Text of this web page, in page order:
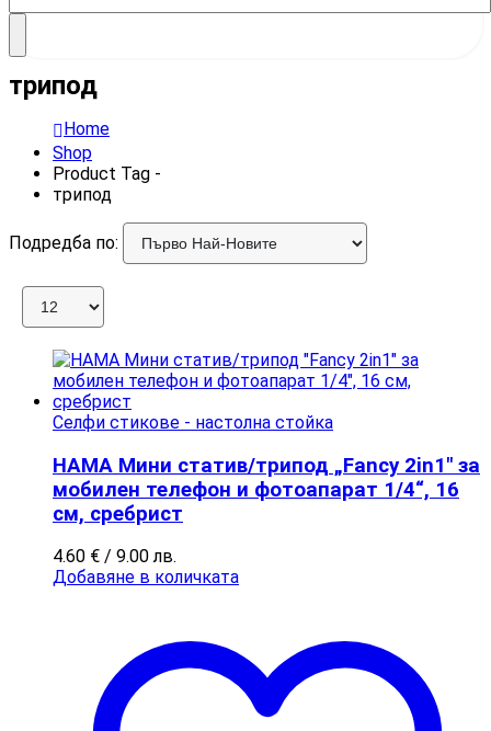
трипод
Home
Shop
Product Tag -
трипод
Подредба по:
Селфи стикове - настолна стойка
HAMA Мини статив/трипод „Fancy 2in1″ за
мобилен телефон и фотоапарат 1/4“, 16
см, сребрист
4.60 € / 9.00 лв.
Добавяне в количката